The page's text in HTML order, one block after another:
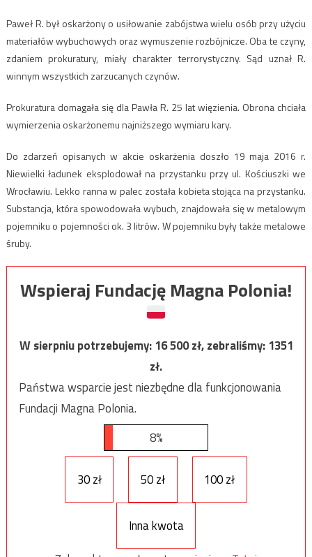
Paweł R. był oskarżony o usiłowanie zabójstwa wielu osób przy użyciu
materiałów wybuchowych oraz wymuszenie rozbójnicze. Oba te czyny,
zdaniem prokuratury, miały charakter terrorystyczny. Sąd uznał R.
winnym wszystkich zarzucanych czynów.
Prokuratura domagała się dla Pawła R. 25 lat więzienia. Obrona chciała
wymierzenia oskarżonemu najniższego wymiaru kary.
Do zdarzeń opisanych w akcie oskarżenia doszło 19 maja 2016 r.
Niewielki ładunek eksplodował na przystanku przy ul. Kościuszki we
Wrocławiu. Lekko ranna w palec została kobieta stojąca na przystanku.
Substancja, która spowodowała wybuch, znajdowała się w metalowym
pojemniku o pojemności ok. 3 litrów. W pojemniku były także metalowe
śruby.
Wspieraj Fundację Magna Polonia!
W sierpniu potrzebujemy:16 500zł, zebraliśmy:1351
zł.
Państwa wsparcie jest niezbędne dla funkcjonowania
Fundacji Magna Polonia.
8%
30 zł 50 zł 100 zł
Inna kwota